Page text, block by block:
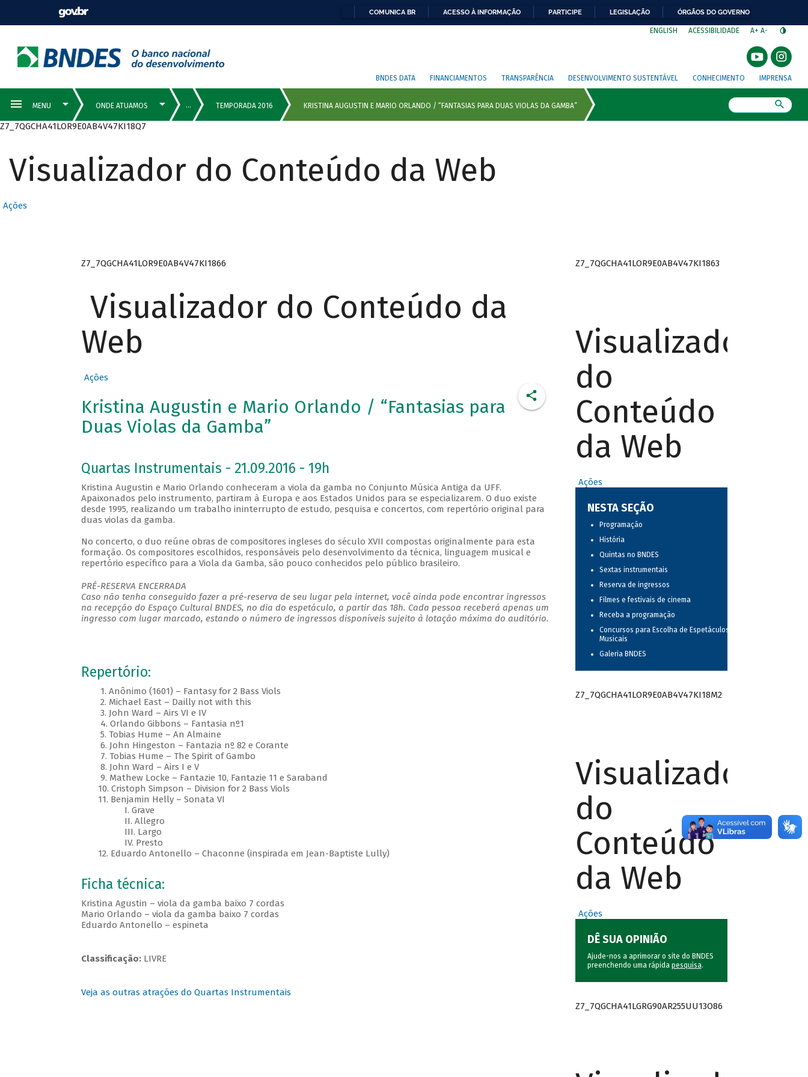
COMUNICA BR ACESSO À INFORMAÇÃO PARTICIPE LEGISLAÇÃO ÓRGÃOS DO GOVERNO
ENGLISH ACESSIBILIDADE A+ A-
BNDES DATA FINANCIAMENTOS TRANSPARÊNCIA DESENVOLVIMENTO SUSTENTÁVEL CONHECIMENTO IMPRENSA
Z7_7QGCHA41LOR9E0AB4V47KI18Q7
Visualizador do Conteúdo da Web
Ações
Z7_7QGCHA41LOR9E0AB4V47KI1866
Visualizador do Conteúdo da
Web
Ações
Kristina Augustin e Mario Orlando / “Fantasias para
Duas Violas da Gamba”
Quartas Instrumentais - 21.09.2016 - 19h
Kristina Augustin e Mario Orlando conheceram a viola da gamba no Conjunto Música Antiga da UFF.
Apaixonados pelo instrumento, partiram à Europa e aos Estados Unidos para se especializarem. O duo existe
desde 1995, realizando um trabalho ininterrupto de estudo, pesquisa e concertos, com repertório original para
duas violas da gamba.
No concerto, o duo reúne obras de compositores ingleses do século XVII compostas originalmente para esta
formação. Os compositores escolhidos, responsáveis pelo desenvolvimento da técnica, linguagem musical e
repertório específico para a Viola da Gamba, são pouco conhecidos pelo público brasileiro.
PRÉ-RESERVA ENCERRADA
Caso não tenha conseguido fazer a pré-reserva de seu lugar pela internet, você ainda pode encontrar ingressos
na recepção do Espaço Cultural BNDES, no dia do espetáculo, a partir das 18h. Cada pessoa receberá apenas um
ingresso com lugar marcado, estando o número de ingressos disponíveis sujeito à lotação máxima do auditório.
Repertório:
1. Anônimo (1601) – Fantasy for 2 Bass Viols
2. Michael East – Dailly not with this
3. John Ward – Airs VI e IV
4. Orlando Gibbons – Fantasia nº1
5. Tobias Hume – An Almaine
6. John Hingeston – Fantazia nº 82 e Corante
7. Tobias Hume – The Spirit of Gambo
8. John Ward – Airs I e V
9. Mathew Locke – Fantazie 10, Fantazie 11 e Saraband
10. Cristoph Simpson – Division for 2 Bass Viols
11. Benjamin Helly – Sonata VI
I. Grave
II. Allegro
III. Largo
IV. Presto
12. Eduardo Antonello – Chaconne (inspirada em Jean-Baptiste Lully)
Ficha técnica:
Kristina Agustin – viola da gamba baixo 7 cordas
Mario Orlando – viola da gamba baixo 7 cordas
Eduardo Antonello – espineta
Classificação:LIVRE
Veja as outras atrações do Quartas Instrumentais
Z7_7QGCHA41LOR9E0AB4V47KI1863
Visualizador
do
Conteúdo
da Web
Ações
NESTA SEÇÃO
Programação
História
Quintas no BNDES
Sextas instrumentais
Reserva de ingressos
Filmes e festivais de cinema
Receba a programação
Concursos para Escolha de Espetáculos
Musicais
Galeria BNDES
Z7_7QGCHA41LOR9E0AB4V47KI18M2
Visualizador
do
Conteúdo
da Web
Ações
DÊ SUA OPINIÃO
Ajude-nos a aprimorar o site do BNDES
preenchendo uma rápida pesquisa.
Z7_7QGCHA41LGRG90AR255UU13O86